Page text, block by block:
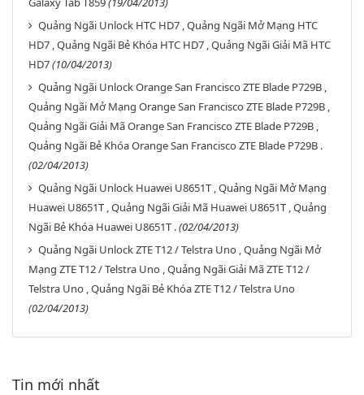
Quảng Ngãi Unlock HTC HD7 , Quảng Ngãi Mở Mạng HTC
HD7 , Quảng Ngãi Bẻ Khóa HTC HD7 , Quảng Ngãi Giải Mã HTC
HD7(10/04/2013)
Quảng Ngãi Unlock Orange San Francisco ZTE Blade P729B ,
Quảng Ngãi Mở Mạng Orange San Francisco ZTE Blade P729B ,
Quảng Ngãi Giải Mã Orange San Francisco ZTE Blade P729B ,
Quảng Ngãi Bẻ Khóa Orange San Francisco ZTE Blade P729B .
(02/04/2013)
Quảng Ngãi Unlock Huawei U8651T , Quảng Ngãi Mở Mạng
Huawei U8651T , Quảng Ngãi Giải Mã Huawei U8651T , Quảng
Ngãi Bẻ Khóa Huawei U8651T .(02/04/2013)
Quảng Ngãi Unlock ZTE T12 / Telstra Uno , Quảng Ngãi Mở
Mạng ZTE T12 / Telstra Uno , Quảng Ngãi Giải Mã ZTE T12 /
Telstra Uno , Quảng Ngãi Bẻ Khóa ZTE T12 / Telstra Uno
(02/04/2013)
Tin mới nhất